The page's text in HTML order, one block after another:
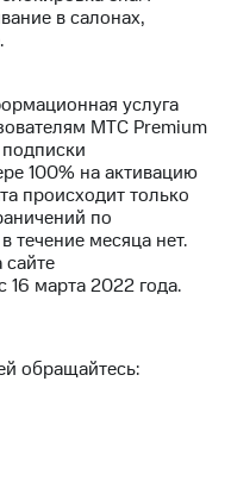
в салонах,
услуга
МТС Premium
100% на активацию
происходит только
по
течение месяца нет.
16 марта 2022 года.
обращайтесь: